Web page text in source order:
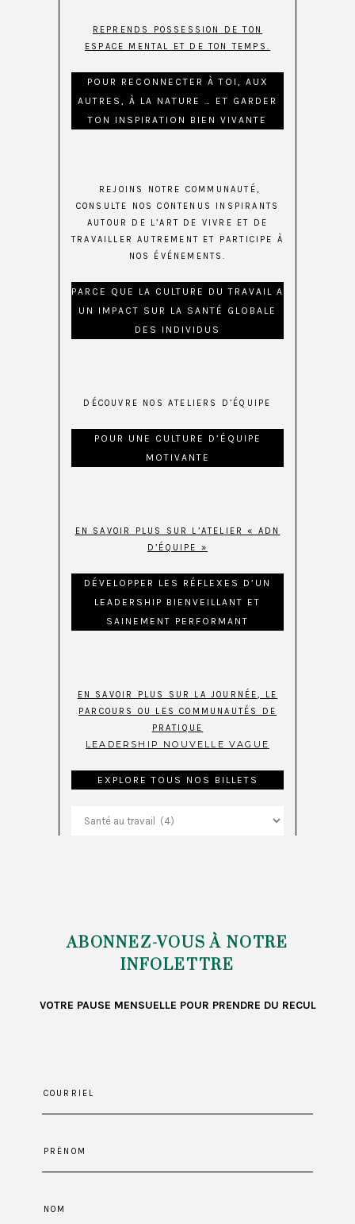
REPRENDS POSSESSION DE TON
ESPACE MENTAL ET DE TON TEMPS.
POUR RECONNECTER À TOI, AUX
AUTRES, À LA NATURE … ET GARDER
TON INSPIRATION BIEN VIVANTE
REJOINS NOTRE COMMUNAUTÉ,
CONSULTE NOS CONTENUS INSPIRANTS
AUTOUR DE L’ART DE VIVRE ET DE
TRAVAILLER AUTREMENT ET PARTICIPE À
NOS ÉVÉNEMENTS.
PARCE QUE LA CULTURE DU TRAVAIL A
UN IMPACT SUR LA SANTÉ GLOBALE
DES INDIVIDUS
DÉCOUVRE NOS ATELIERS D’ÉQUIPE
POUR UNE CULTURE D’ÉQUIPE
MOTIVANTE
EN SAVOIR PLUS SUR L’ATELIER « ADN
D’ÉQUIPE »
DÉVELOPPER LES RÉFLEXES D’UN
LEADERSHIP BIENVEILLANT ET
SAINEMENT PERFORMANT
EN SAVOIR PLUS SUR LA JOURNÉE, LE
PARCOURS OU LES COMMUNAUTÉS DE
PRATIQUE
LEADERSHIP NOUVELLE VAGUE
EXPLORE TOUS NOS BILLETS
Explore
ABONNEZ-VOUS À NOTRE
INFOLETTRE
VOTRE PAUSE MENSUELLE POUR PRENDRE DU RECUL